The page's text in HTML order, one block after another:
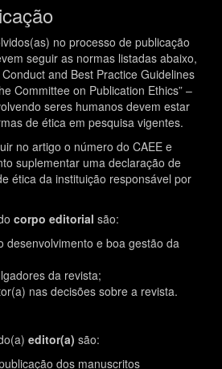
no processo de publicação
seguir as normas listadas abaixo,
and Best Practice Guidelines
Committee on Publication Ethics” –
seres humanos devem estar
de ética em pesquisa vigentes.
no artigo o número do CAEE e
suplementar uma declaração de
ética da instituição responsável por
corpo editorial são:
desenvolvimento e boa gestão da
da revista;
nas decisões sobre a revista.
editor(a) são:
dos manuscritos